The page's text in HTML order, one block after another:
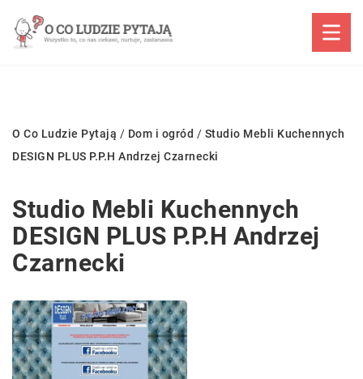
O Co Ludzie Pytają / Dom i ogród / Studio Mebli Kuchennych
DESIGN PLUS P.P.H Andrzej Czarnecki
Studio Mebli Kuchennych
DESIGN PLUS P.P.H Andrzej
Czarnecki